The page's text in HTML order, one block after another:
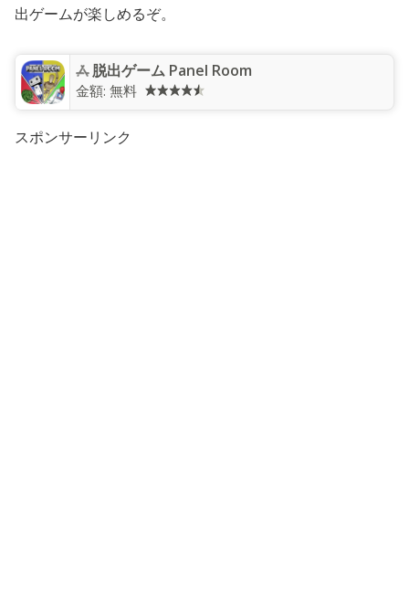
出ゲームが楽しめるぞ。
脱出ゲーム Panel Room
金額: 無料
スポンサーリンク